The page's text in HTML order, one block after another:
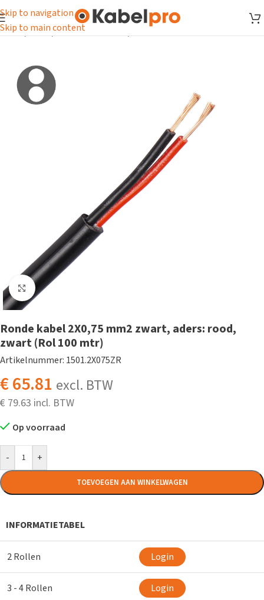
Skip to navigation
Skip to main content
Home/ Kabel/Automotive kabel
Klik om te vergroten
Ronde kabel 2X0,75 mm2 zwart, aders: rood,
zwart (Rol 100 mtr)
Artikelnummer: 1501.2X075ZR
€65.81 excl. BTW
€ 79.63
Op voorraad
- +
TOEVOEGEN AAN WINKELWAGEN
INFORMATIETABEL
2 Rollen Login
3 - 4 Rollen Login